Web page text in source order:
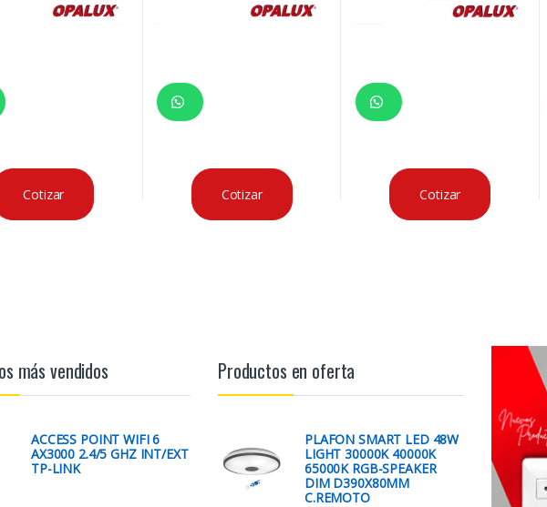
Cotizar Cotizar Cotizar
más vendidos
ACCESS POINT WIFI 6
AX3000 2.4/5 GHZ INT/EXT
TP-LINK
Productos en oferta
PLAFON SMART LED 48W
LIGHT 30000K 40000K
65000K RGB-SPEAKER
DIM D390X80MM
C.REMOTO